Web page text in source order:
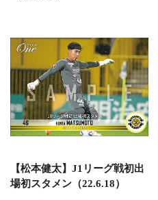
【松本健太】J1リーグ戦初出
場初スタメン（22.6.18）